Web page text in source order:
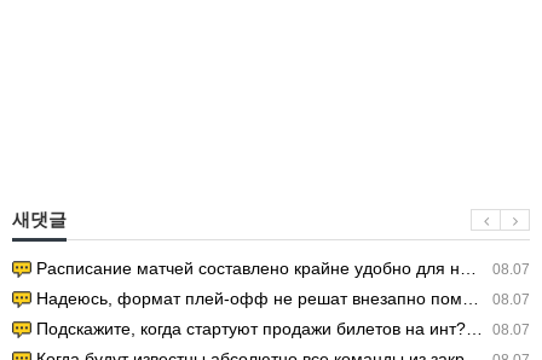
새댓글
08.07
Расписание матчей составлено крайне удобно для нашего часово…
08.07
Надеюсь, формат плей-офф не решат внезапно поменять. https:/…
08.07
Подскажите, когда стартуют продажи билетов на инт? https://g…